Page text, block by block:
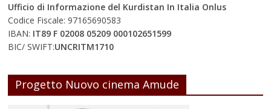
Ufficio di Informazione del Kurdistan In Italia Onlus
Codice Fiscale: 97165690583
IBAN: IT89 F 02008 05209 000102651599
BIC/ SWIFT:UNCRITM1710
Progetto Nuovo cinema Amude